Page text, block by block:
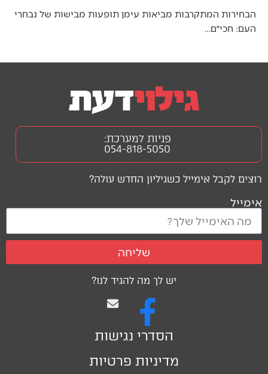
הבחירות המתקרבות מביאות עימן תופעות מבישות של נבחרי
העם: חכי״ם…
יש לך מה להגיד לנו?
הסדרי נגישות
מדיניות פרטיות
רוצים לקבל אימייל כשגיליון החדש עולה?
אימייל
שליחה
פניות למערכת:
054-818-5050